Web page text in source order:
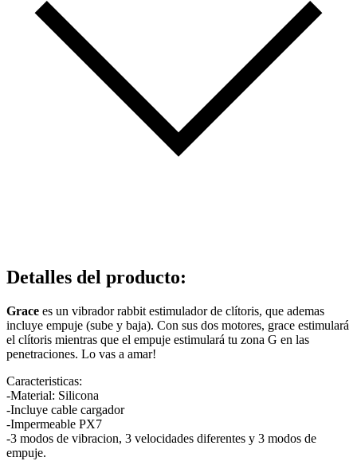
Detalles del producto:
Grace es un vibrador rabbit estimulador de clítoris, que ademas
incluye empuje (sube y baja). Con sus dos motores, grace estimulará
el clítoris mientras que el empuje estimulará tu zona G en las
penetraciones. Lo vas a amar!
Caracteristicas:
-Material: Silicona
-Incluye cable cargador
-Impermeable PX7
-3 modos de vibracion, 3 velocidades diferentes y 3 modos de
empuje.